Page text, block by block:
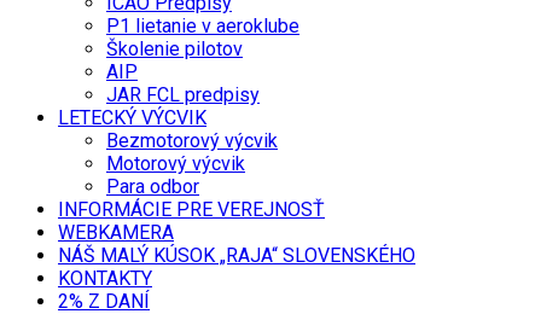
P1 lietanie v aeroklube
Školenie pilotov
AIP
JAR FCL predpisy
LETECKÝ VÝCVIK
Bezmotorový výcvik
Motorový výcvik
Para odbor
INFORMÁCIE PRE VEREJNOSŤ
WEBKAMERA
NÁŠ MALÝ KÚSOK „RAJA“ SLOVENSKÉHO
KONTAKTY
2% Z DANÍ